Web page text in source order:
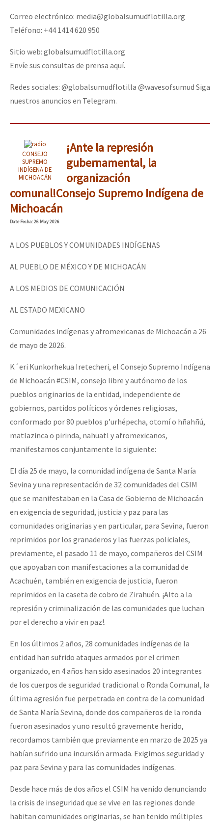
Correo electrónico: media@globalsumudflotilla.org
Teléfono: +44 1414 620 950
Sitio web: globalsumudflotilla.org
Envíe sus consultas de prensa aquí.
Redes sociales: @globalsumudflotilla @wavesofsumud Siga
nuestros anuncios en Telegram.
CONSEJO
SUPREMO
INDÍGENA DE
MICHOACÁN
¡Ante la represión
gubernamental, la
organización
comunal!Consejo Supremo Indígena de
Michoacán
DateFecha: 26 May 2026
A LOS PUEBLOS Y COMUNIDADES INDÍGENAS
AL PUEBLO DE MÉXICO Y DE MICHOACÁN
A LOS MEDIOS DE COMUNICACIÓN
AL ESTADO MEXICANO
Comunidades indígenas y afromexicanas de Michoacán a 26
de mayo de 2026.
K´eri Kunkorhekua Iretecheri, el Consejo Supremo Indígena
de Michoacán #CSIM, consejo libre y autónomo de los
pueblos originarios de la entidad, independiente de
gobiernos, partidos políticos y órdenes religiosas,
conformado por 80 pueblos p’urhépecha, otomí o hñahñú,
matlazinca o pirinda, nahuatl y afromexicanos,
manifestamos conjuntamente lo siguiente:
El día 25 de mayo, la comunidad indígena de Santa María
Sevina y una representación de 32 comunidades del CSIM
que se manifestaban en la Casa de Gobierno de Michoacán
en exigencia de seguridad, justicia y paz para las
comunidades originarias y en particular, para Sevina, fueron
reprimidos por los granaderos y las fuerzas policiales,
previamente, el pasado 11 de mayo, compañeros del CSIM
que apoyaban con manifestaciones a la comunidad de
Acachuén, también en exigencia de justicia, fueron
reprimidos en la caseta de cobro de Zirahuén. ¡Alto a la
represión y criminalización de las comunidades que luchan
por el derecho a vivir en paz!.
En los últimos 2 años, 28 comunidades indígenas de la
entidad han sufrido ataques armados por el crimen
organizado, en 4 años han sido asesinados 20 integrantes
de los cuerpos de seguridad tradicional o Ronda Comunal, la
última agresión fue perpetrada en contra de la comunidad
de Santa María Sevina, donde dos compañeros de la ronda
fueron asesinados y uno resultó gravemente herido,
recordamos también que previamente en marzo de 2025 ya
habían sufrido una incursión armada. Exigimos seguridad y
paz para Sevina y para las comunidades indígenas.
Desde hace más de dos años el CSIM ha venido denunciando
la crisis de inseguridad que se vive en las regiones donde
habitan comunidades originarias, se han tenido múltiples